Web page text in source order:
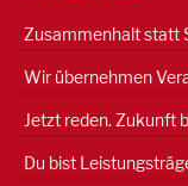
Zusammenhalt statt
Wir übernehmen
Jetzt reden. Zukunft
Du bist